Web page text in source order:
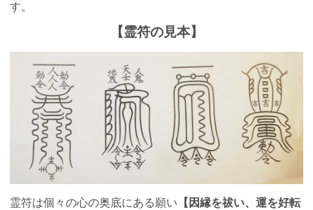
す。
【霊符の見本】
霊符は個々の心の奥底にある願い 【因縁を祓い、運を好転